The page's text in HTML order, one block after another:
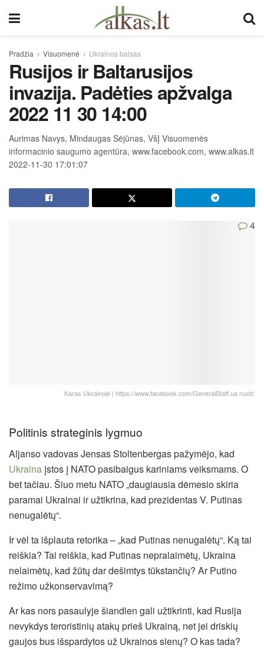
Pradžia Visuomenė Ukrainos balsas
Rusijos ir Baltarusijos
invazija. Padėties apžvalga
2022 11 30 14:00
Aurimas Navys, Mindaugas Sėjūnas, VšĮ Visuomenės
informacinio saugumo agentūra, www.facebook.com, www.alkas.lt
2022-11-30 17:01:07
4
Karas Ukrainoje | https://www.facebook.com/GeneralStaff.ua nuotr.
Politinis strateginis lygmuo
Aljanso vadovas Jensas Stoltenbergas pažymėjo, kad
Ukraina įstos į NATO pasibaigus kariniams veiksmams. O
bet tačiau. Šiuo metu NATO „daugiausia dėmesio skiria
paramai Ukrainai ir užtikrina, kad prezidentas V. Putinas
nenugalėtų“.
Ir vėl ta išplauta retorika – „kad Putinas nenugalėtų“. Ką tai
reiškia? Tai reiškia, kad Putinas nepralaimėtų, Ukraina
nelaimėtų, kad žūtų dar dešimtys tūkstančių? Ar Putino
režimo užkonservavimą?
Ar kas nors pasaulyje šiandien gali užtikrinti, kad Rusija
nevykdys teroristinių atakų prieš Ukrainą, net jei driskių
gaujos bus išspardytos už Ukrainos sienų? O kas tada?